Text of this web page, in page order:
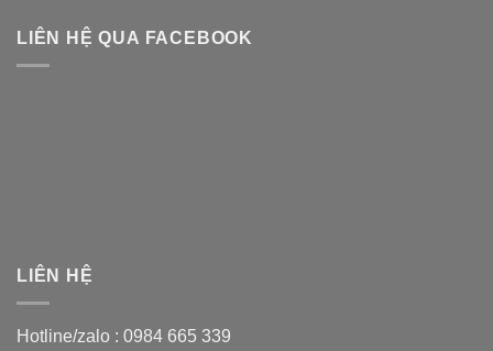
LIÊN HỆ QUA FACEBOOK
LIÊN HỆ
Hotline/zalo : 0984 665 339